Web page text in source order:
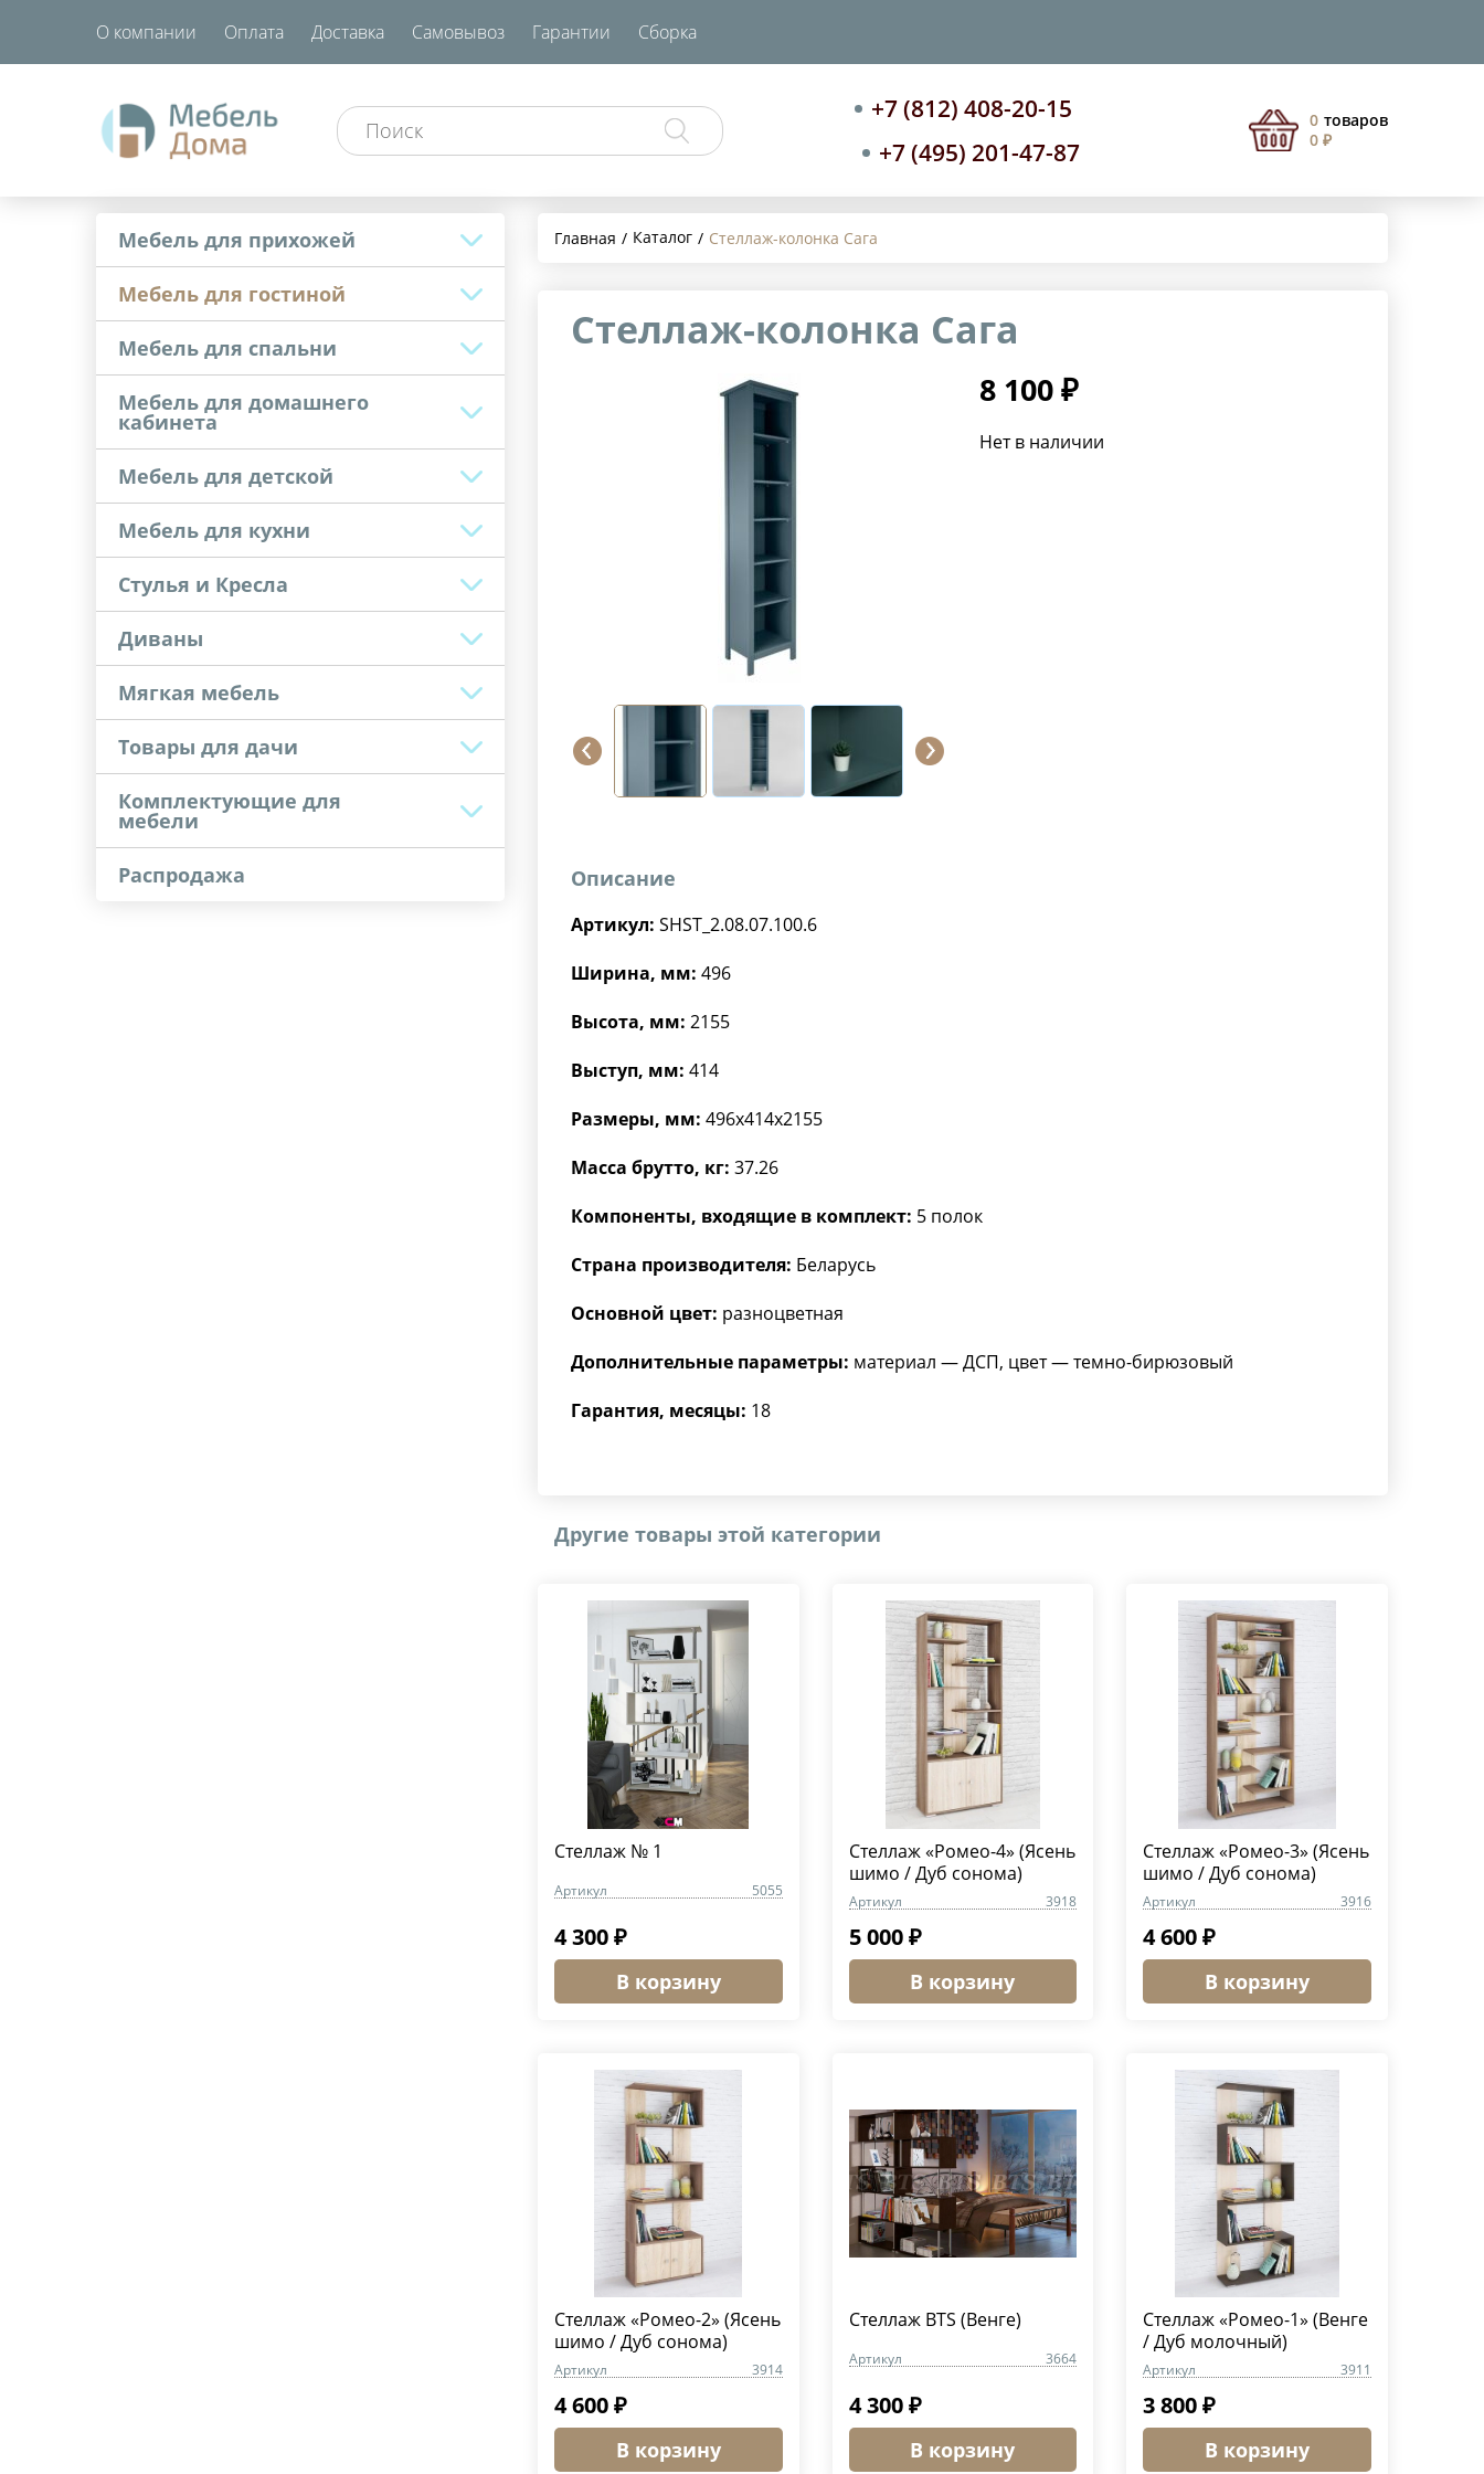
О компании Оплата Доставка Самовывоз Гарантии Сборка
+7 (812) 408-20-15
+7 (495) 201-47-87
0 товаров
0 ₽
Мебель для прихожей
Мебель для гостиной
Мебель для спальни
Мебель для домашнего
кабинета
Мебель для детской
Мебель для кухни
Стулья и Кресла
Диваны
Мягкая мебель
Товары для дачи
Комплектующие для
мебели
Распродажа
Главная Каталог Стеллаж-колонка Сага
Стеллаж-колонка Сага
8 100 ₽
Нет в наличии
Описание
Артикул: SHST_2.08.07.100.6
Ширина, мм: 496
Высота, мм: 2155
Выступ, мм: 414
Размеры, мм: 496x414x2155
Масса брутто, кг: 37.26
Компоненты, входящие в комплект: 5 полок
Страна производителя: Беларусь
Основной цвет: разноцветная
Дополнительные параметры: материал — ДСП, цвет — темно-бирюзовый
Гарантия, месяцы: 18
Другие товары этой категории
Стеллаж № 1
Артикул 5055
4 300 ₽
В корзину
Стеллаж «Ромео-4» (Ясень
шимо / Дуб сонома)
Артикул 3918
5 000 ₽
В корзину
Стеллаж «Ромео-3» (Ясень
шимо / Дуб сонома)
Артикул 3916
4 600 ₽
В корзину
Стеллаж «Ромео-2» (Ясень
шимо / Дуб сонома)
Артикул 3914
4 600 ₽
В корзину
Стеллаж BTS (Венге)
Артикул 3664
4 300 ₽
В корзину
Стеллаж «Ромео-1» (Венге
/ Дуб молочный)
Артикул 3911
3 800 ₽
В корзину